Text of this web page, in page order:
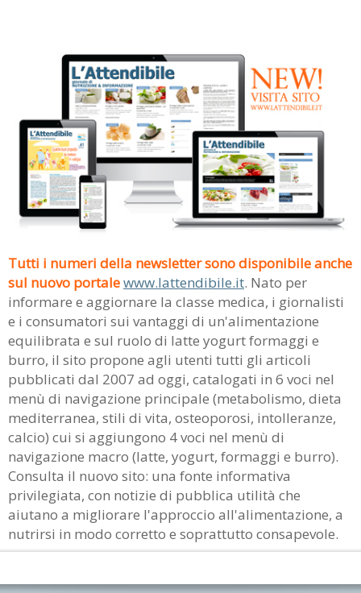
Tutti i numeri della newsletter sono disponibile anche
sul nuovo portalewww.lattendibile.it. Nato per
informare e aggiornare la classe medica, i giornalisti
e i consumatori sui vantaggi di un'alimentazione
equilibrata e sul ruolo di latte yogurt formaggi e
burro, il sito propone agli utenti tutti gli articoli
pubblicati dal 2007 ad oggi, catalogati in 6 voci nel
menù di navigazione principale (metabolismo, dieta
mediterranea, stili di vita, osteoporosi, intolleranze,
calcio) cui si aggiungono 4 voci nel menù di
navigazione macro (latte, yogurt, formaggi e burro).
Consulta il nuovo sito: una fonte informativa
privilegiata, con notizie di pubblica utilità che
aiutano a migliorare l'approccio all'alimentazione, a
nutrirsi in modo corretto e soprattutto consapevole.